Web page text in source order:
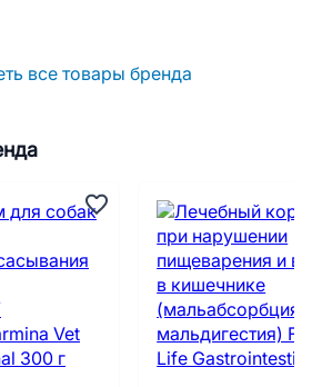
все товары бренда